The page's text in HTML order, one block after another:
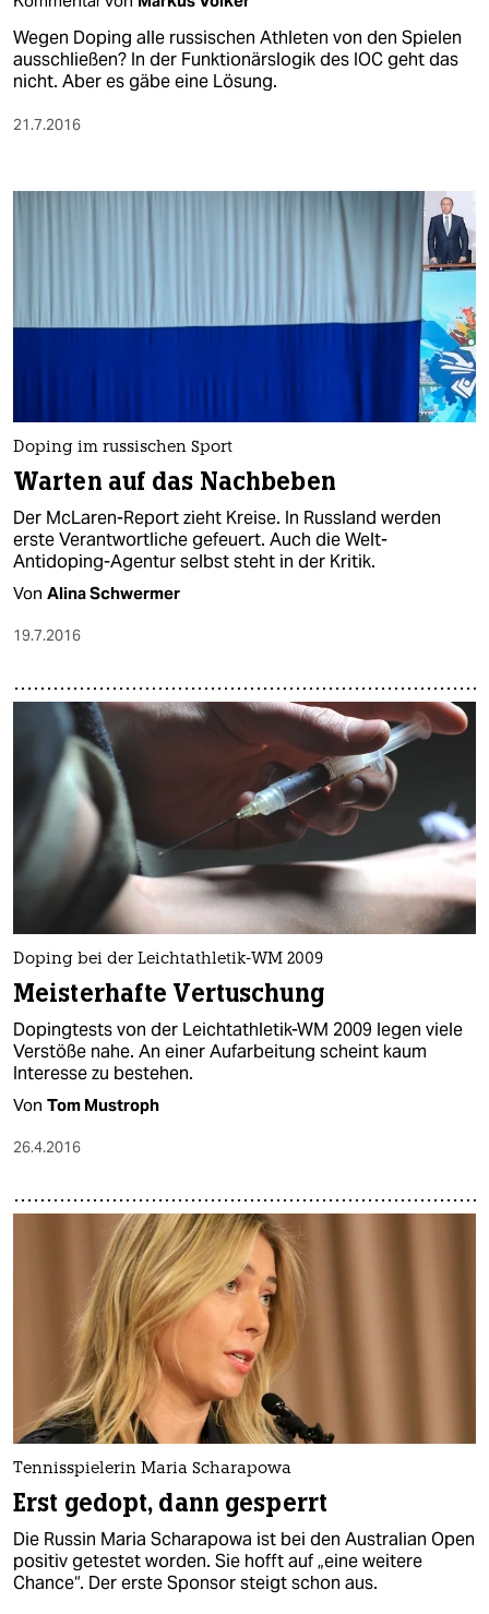
Wegen Doping alle russischen Athleten von den Spielen
ausschließen? In der Funktionärslogik des IOC geht das
nicht. Aber es gäbe eine Lösung.
21.7.2016
Doping im russischen Sport
Warten auf das Nachbeben
Der McLaren-Report zieht Kreise. In Russland werden
erste Verantwortliche gefeuert. Auch die Welt-
Antidoping-Agentur selbst steht in der Kritik.
Von Alina Schwermer
19.7.2016
Doping bei der Leichtathletik-WM 2009
Meisterhafte Vertuschung
Dopingtests von der Leichtathletik-WM 2009 legen viele
Verstöße nahe. An einer Aufarbeitung scheint kaum
Interesse zu bestehen.
Von Tom Mustroph
26.4.2016
Tennisspielerin Maria Scharapowa
Erst gedopt, dann gesperrt
Die Russin Maria Scharapowa ist bei den Australian Open
positiv getestet worden. Sie hofft auf „eine weitere
Chance“. Der erste Sponsor steigt schon aus.